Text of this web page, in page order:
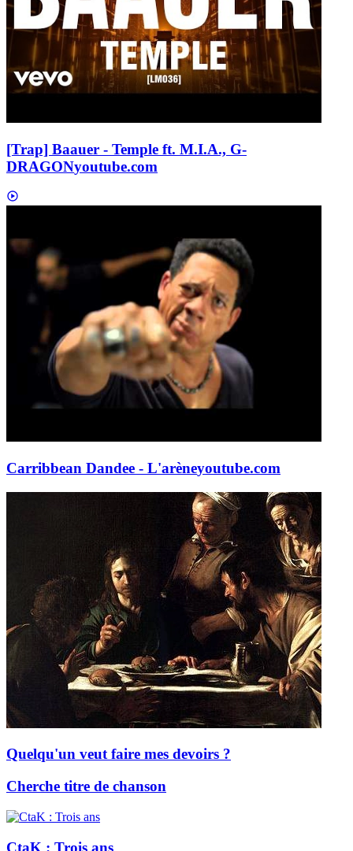
[Trap] Baauer - Temple ft. M.I.A., G-
DRAGONyoutube.com
Carribbean Dandee - L'arèneyoutube.com
Quelqu'un veut faire mes devoirs ?
Cherche titre de chanson
CtaK : Trois ans